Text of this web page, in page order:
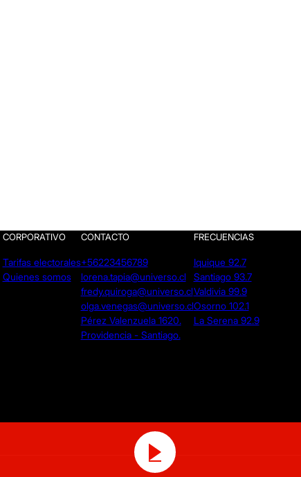
CORPORATIVO
Tarifas electorales
Quienes somos
CONTACTO
+56223456789
lorena.tapia@universo.cl
fredy.quiroga@universo.cl
olga.venegas@universo.cl
Pérez Valenzuela 1620.
Providencia - Santiago.
FRECUENCIAS
Iquique 92.7
Santiago 93.7
Valdivia 99.9
Osorno 102.1
La Serena 92.9